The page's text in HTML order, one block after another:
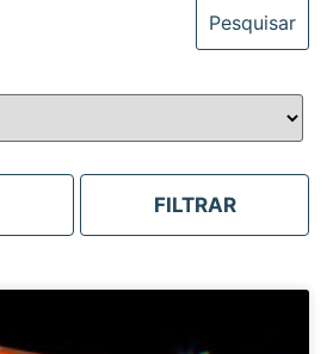
Pesquisar
FILTRAR